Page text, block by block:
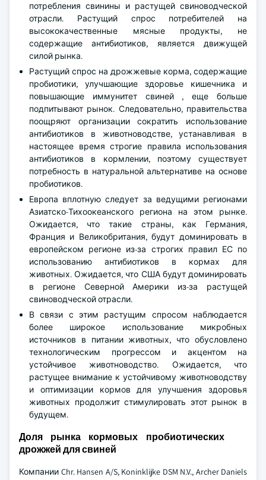
потребления свинины и растущей свиноводческой
отрасли. Растущий спрос потребителей на
высококачественные мясные продукты, не
содержащие антибиотиков, является движущей
силой рынка.
Растущий спрос на дрожжевые корма, содержащие
пробиотики, улучшающие здоровье кишечника и
повышающие иммунитет свиней , еще больше
подпитывают рынок. Следовательно, правительства
поощряют организации сократить использование
антибиотиков в животноводстве, устанавливая в
настоящее время строгие правила использования
антибиотиков в кормлении, поэтому существует
потребность в натуральной альтернативе на основе
пробиотиков.
Европа вплотную следует за ведущими регионами
Азиатско-Тихоокеанского региона на этом рынке.
Ожидается, что такие страны, как Германия,
Франция и Великобритания, будут доминировать в
европейском регионе из-за строгих правил ЕС по
использованию антибиотиков в кормах для
животных. Ожидается, что США будут доминировать
в регионе Северной Америки из-за растущей
свиноводческой отрасли.
В связи с этим растущим спросом наблюдается
более широкое использование микробных
источников в питании животных, что обусловлено
технологическим прогрессом и акцентом на
устойчивое животноводство. Ожидается, что
растущее внимание к устойчивому животноводству
и оптимизации кормов для улучшения здоровья
животных продолжит стимулировать этот рынок в
будущем.
Доля рынка кормовых пробиотических
дрожжей для свиней
Компании Chr. Hansen A/S, Koninklijke DSM N.V., Archer Daniels